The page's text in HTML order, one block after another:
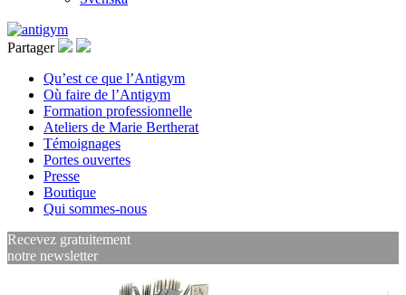
Partager
Qu’est ce que l’Antigym
Où faire de l’Antigym
Formation professionnelle
Ateliers de Marie Bertherat
Témoignages
Portes ouvertes
Presse
Boutique
Qui sommes-nous
Recevez gratuitement
notre newsletter